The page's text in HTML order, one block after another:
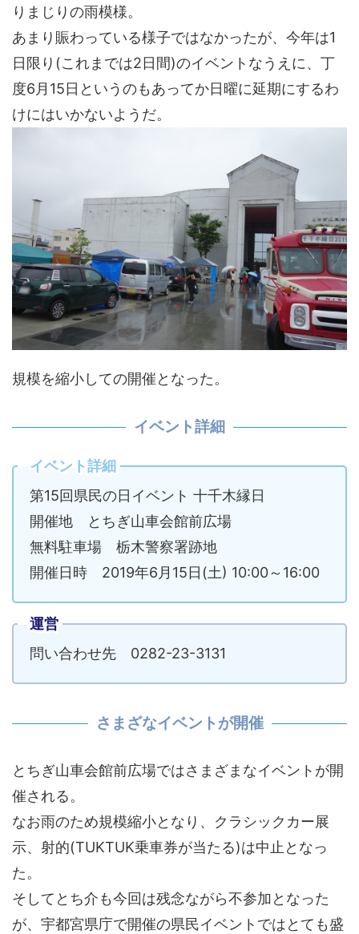
りまじりの雨模様。
あまり賑わっている様子ではなかったが、今年は1
日限り(これまでは2日間)のイベントなうえに、丁
度6月15日というのもあってか日曜に延期にするわ
けにはいかないようだ。
規模を縮小しての開催となった。
イベント詳細
イベント詳細
第15回県民の日イベント 十千木縁日
開催地 とちぎ山車会館前広場
無料駐車場 栃木警察署跡地
開催日時 2019年6月15日(土) 10:00～16:00
運営
問い合わせ先 0282-23-3131
さまざなイベントが開催
とちぎ山車会館前広場ではさまざまなイベントが開
催される。
なお雨のため規模縮小となり、クラシックカー展
示、射的(TUKTUK乗車券が当たる)は中止となっ
た。
そしてとち介も今回は残念ながら不参加となった
が、宇都宮県庁で開催の県民イベントではとても盛